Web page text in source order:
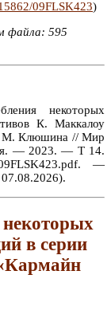
09FLSK423)
файла: 595
некоторых
К. Маккалоу
М. Клюшина // Мир
— 2023. — Т 14.
—
некоторых
в серии